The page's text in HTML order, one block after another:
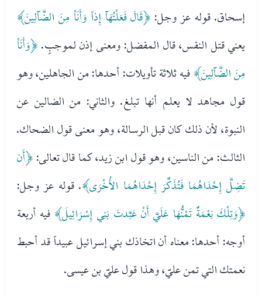
إسحاق. قوله عز وجل: ﴿قَالَ فَعَلْتُهَآ إِذاً وَأَنَاْ مِنَ الضَّآلِينَ﴾
يعني قتل النفس، قال المفضل: ومعنى إذن لموجبٍ.﴿وَأَنَاْ
مِنَ الضَّآلِينَ﴾فيه ثلاثة تأويلات: أحدها: من الجاهلين، وهو
قول مجاهد لا يعلم أنها تبلغ. والثاني: من الضالين عن
النبوة، لأن ذلك كان قبل الرسالة، وهو معنى قول الضحاك.
الثالث: من الناسين، وهو قول ابن زيد، كما قال تعالى:﴿أَن
تَضِلَّ إِحْدَاهُمَا فَتُذَكِّرَ إِحْدَاهُمَا الأُخْرَى﴾. قوله عز وجل:
﴿وَتِلْكَ نِعْمَةٌ تَمْنُّهَا عَلَيَّ أَنْ عَبَّدتَ بَنِي إِسْرَائِيلَ﴾ فيه أربعة
أوجه: أحدها: معناه أن اتخاذك بني إسرائيل عبيداً قد أحبط
نعمتك التي تمن عليّ، وهذا قول عليّ بن عيسى.